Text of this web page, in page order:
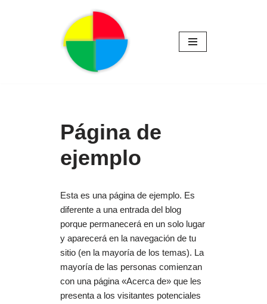
Página de
ejemplo
Esta es una página de ejemplo. Es
diferente a una entrada del blog
porque permanecerá en un solo lugar
y aparecerá en la navegación de tu
sitio (en la mayoría de los temas). La
mayoría de las personas comienzan
con una página «Acerca de» que les
presenta a los visitantes potenciales